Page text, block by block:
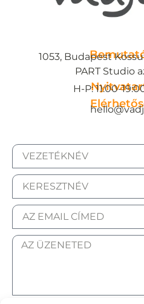
1053, Budapest
PART Studio
H-P: 11:00-